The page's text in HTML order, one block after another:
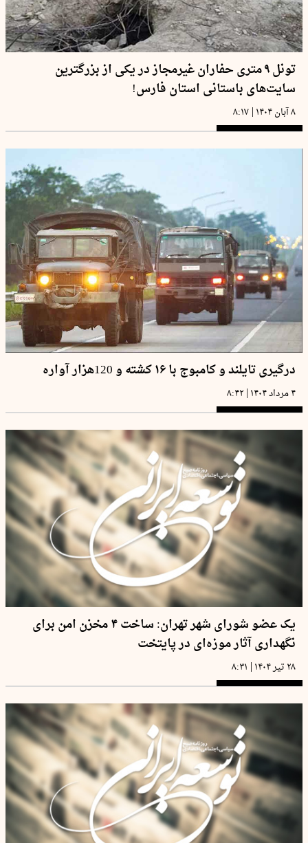
تونل ۹ متری حفاران غیرمجاز در یکی از بزرگترین
سایت‌های باستانی استان فارس!
۸ آبان ۱۴۰۴ | ۸:۱۷
درگیری تایلند و کامبوج با ۱۶ کشته و 120هزار آواره
۴ مرداد ۱۴۰۴ | ۸:۴۲
یک عضو شورای شهر تهران: ساخت ۴ مخزن امن برای
نگهداری آثار موزه‌ای در پایتخت
۲۸ تیر ۱۴۰۴ | ۸:۳۱